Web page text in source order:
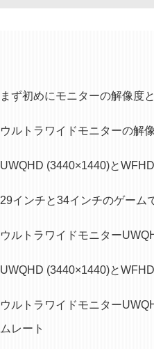
まず初めにモニターの解像度
ウルトラワイドモニターの解
UWQHD (3440×1440)と
29インチと34インチのゲーム
ウルトラワイドモニター
UWQHD (3440×1440)と
ウルトラワイドモニター
ムレート